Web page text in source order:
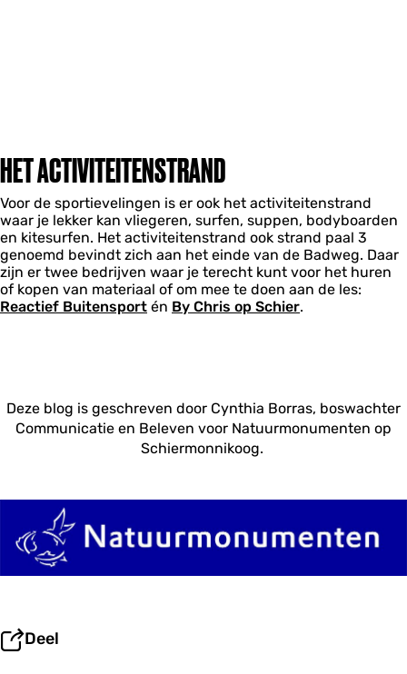
HET ACTIVITEITENSTRAND
Voor de sportievelingen is er ook het activiteitenstrand
waar je lekker kan vliegeren, surfen, suppen, bodyboarden
en kitesurfen. Het activiteitenstrand ook strand paal 3
genoemd bevindt zich aan het einde van de Badweg. Daar
zijn er twee bedrijven waar je terecht kunt voor het huren
of kopen van materiaal of om mee te doen aan de les:
Reactief Buitensport én By Chris op Schier.
Deze blog is geschreven door Cynthia Borras, boswachter
Communicatie en Beleven voor Natuurmonumenten op
Schiermonnikoog.
Deel